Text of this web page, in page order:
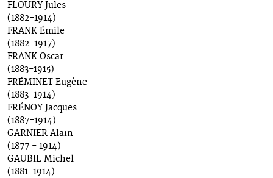
FLOURY Jules
(1882-1914)
FRANK Émile
(1882-1917)
FRANK Oscar
(1883-1915)
FRÉMINET Eugène
(1883-1914)
FRÉNOY Jacques
(1887-1914)
GARNIER Alain
(1877 - 1914)
GAUBIL Michel
(1881-1914)